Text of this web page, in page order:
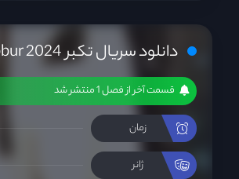
دانلود سریال تکبر Takabbur 2024
قسمت آخر از فصل 1 منتشر شد
زمان
ژانر